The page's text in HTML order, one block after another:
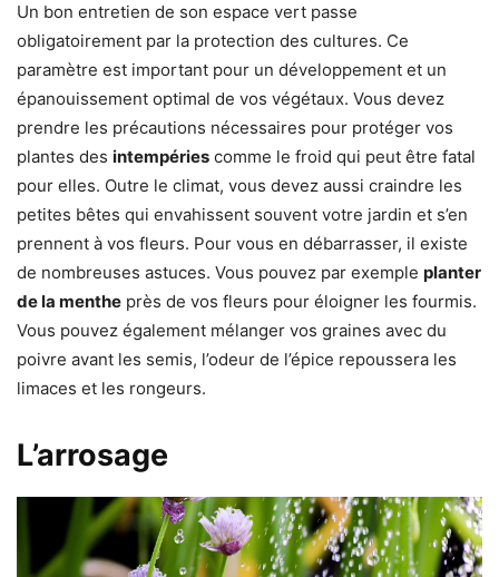
Un bon entretien de son espace vert passe
obligatoirement par la protection des cultures. Ce
paramètre est important pour un développement et un
épanouissement optimal de vos végétaux. Vous devez
prendre les précautions nécessaires pour protéger vos
plantes des intempéries comme le froid qui peut être fatal
pour elles. Outre le climat, vous devez aussi craindre les
petites bêtes qui envahissent souvent votre jardin et s’en
prennent à vos fleurs. Pour vous en débarrasser, il existe
de nombreuses astuces. Vous pouvez par exemple planter
de la menthe près de vos fleurs pour éloigner les fourmis.
Vous pouvez également mélanger vos graines avec du
poivre avant les semis, l’odeur de l’épice repoussera les
limaces et les rongeurs.
L’arrosage